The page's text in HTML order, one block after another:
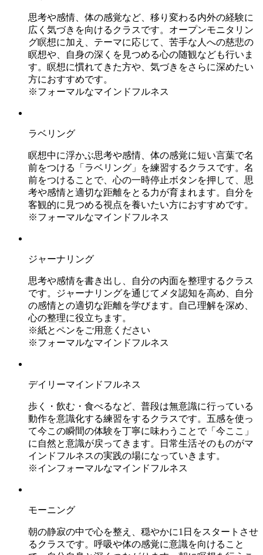
思考や感情、体の感覚など、移り変わる内外の経験に
広く気づきを向けるクラスです。オープンモニタリン
グ瞑想に加え、テーマに応じて、苦手な人への慈悲の
瞑想や、自身の深くを見つめる心の随観なども行いま
す。瞑想に慣れてきた方や、気づきをさらに深めたい
方におすすめです。
※フォーマルなマインドフルネス
ラベリング
瞑想中に浮かぶ思考や感情、体の感覚に短い言葉で名
前をつける「ラベリング」を練習するクラスです。名
前をつけることで、心の一時停止ボタンを押して、思
考や感情と適切な距離をとる力が育まれます。自分を
客観的に見つめる視点を養いたい方におすすめです。
※フォーマルなマインドフルネス
ジャーナリング
思考や感情を書き出し、自分の内面を整理するクラス
です。ジャーナリングを通じてメタ認知を高め、自分
の感情との適切な距離を学びます。自己理解を深め、
心の整理に役立ちます。
※紙とペンをご用意ください
※フォーマルなマインドフルネス
デイリーマインドフルネス
歩く・飲む・食べるなど、普段は無意識に行っている
動作を意識化する練習をするクラスです。五感を使っ
て今この瞬間の体験を丁寧に味わうことで「今ここ」
に自然と意識が戻ってきます。日常生活そのものがマ
インドフルネスの実践の場になっていきます。
※インフォーマルなマインドフルネス
モーニング
朝の静寂の中で心を整え、穏やかに1日をスタートさせ
るクラスです。呼吸や体の感覚に意識を向けること